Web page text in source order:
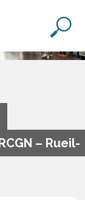
– Rueil-